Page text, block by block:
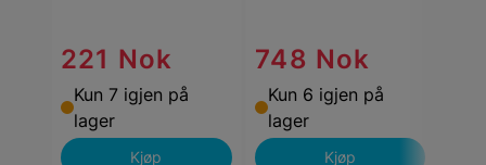
221 Nok
Kun 7 igjen på
lager
Kjøp
748 Nok
Kun 6 igjen på
lager
Kjøp